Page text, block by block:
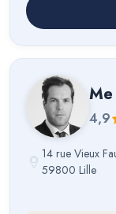
Me
4,9
14 rue Vieux
59800 Lille